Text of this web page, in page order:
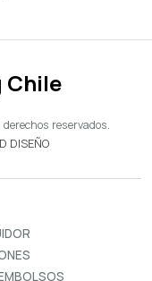
Chile
reservados.
DISEÑO